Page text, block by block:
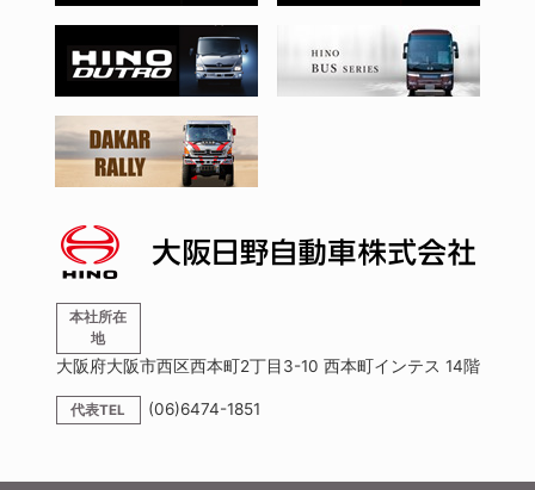
本社所在
地
大阪府大阪市西区西本町2丁目3-10 西本町インテス 14階
代表TEL (06)6474-1851